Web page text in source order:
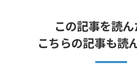
この記事を読
こちらの記事も読